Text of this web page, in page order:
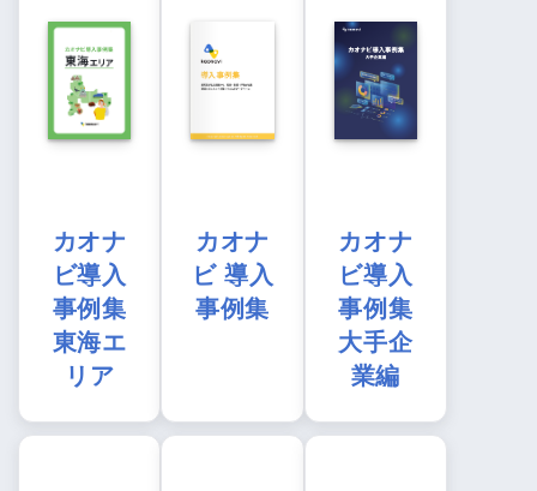
カオナ
ビ導入
事例集
東海エ
リア
カオナ
ビ 導入
事例集
カオナ
ビ導入
事例集
大手企
業編